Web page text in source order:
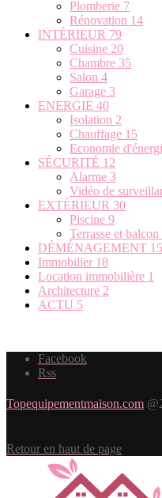
Plomberie 7
Rénovation 14
INTÉRIEUR 79
Cuisine 20
Chambre 35
Salon 4
Garage 3
ENERGIE 40
Isolation 2
Chauffage 15
Economie
SÉCURITÉ 12
Alarme 3
Vidéo de
EXTÉRIEUR 30
Piscine 9
Terrasse et balcon
DÉMÉNAGEMENT 15
Immobilier 18
Location immobilière 1
Architecture 2
ACTU 5
Facebook
Rss
Topequipementmaison.com
Retour en haut de page